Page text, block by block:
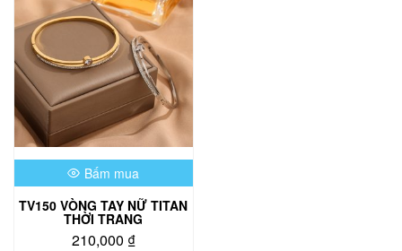
Bấm mua
TV150 VÒNG TAY NỮ TITAN
THỜI TRANG
210,000 ₫